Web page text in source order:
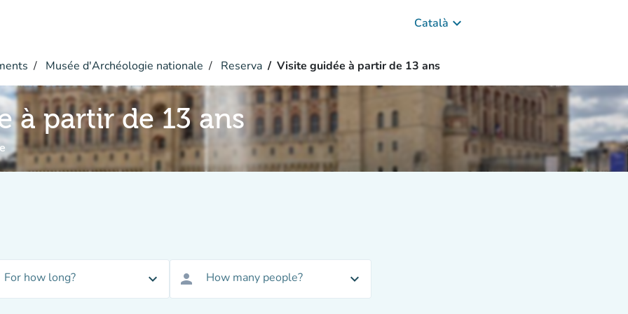
Català keyboard_arrow_down
Musée d'Archéologie nationale Reserva Visite guidée à partir de 13 ans
à partir de 13 ans
For how long? expand_more person How many people? expand_more